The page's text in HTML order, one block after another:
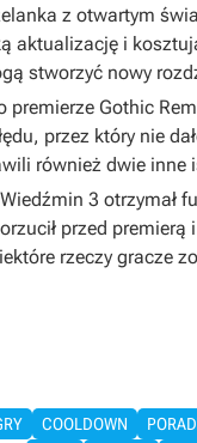
z otwartym
aktualizację i
stworzyć nowy
premierze Gothic
przez który nie
również dwie inne
3 otrzymał
przed premierą
rzeczy gracze
COOLDOWN